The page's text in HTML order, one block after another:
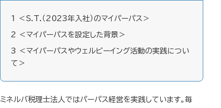
1 ＜S.T.（2023年入社）のマイパーパス＞
2 ＜マイパーパスを設定した背景＞
3 ＜マイパーパスやウェルビーイング活動の実践につい
て＞
ミネルバ税理士法人ではパーパス経営を実践しています。毎